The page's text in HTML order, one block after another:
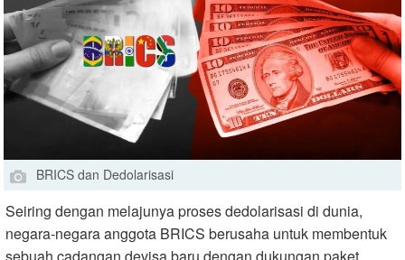
BRICS dan Dedolarisasi
Seiring dengan melajunya proses dedolarisasi di dunia,
negara-negara anggota BRICS berusaha untuk membentuk